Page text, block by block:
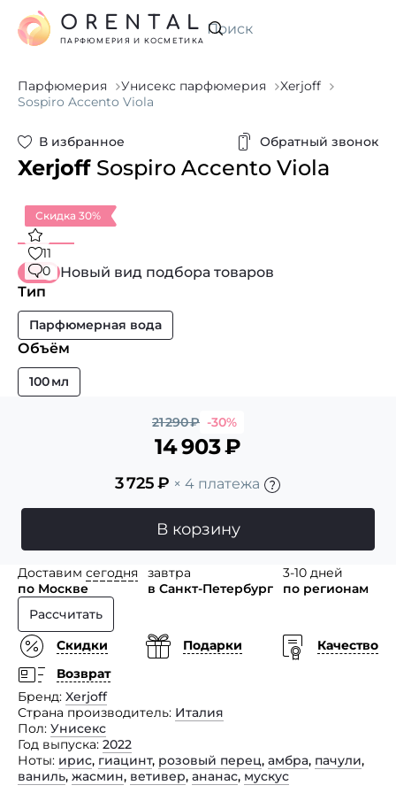
Искать
ORENTAL
ПАРФЮМЕРИЯ И КОСМЕТИКА
Парфюмерия Унисекс парфюмерия
Xerjoff
Sospiro Accento Viola
В избранное Обратный звонок
Xerjoff Sospiro Accento Viola
Скидка 30%
11
0
Новый вид подбора товаров
Тип
Парфюмерная вода
Объём
100 мл
21 290₽ -30%
14 903₽
3 725₽ × 4 платежа
В корзину
Доставим сегодня
по Москве
завтра
в Санкт-Петербург
3-10 дней
по регионам
Рассчитать
Скидки
Подарки
Качество
Возврат
Бренд Xerjoff
Страна производитель Италия
Пол Унисекс
Год выпуска 2022
Ноты ирис, гиацинт, розовый перец, амбра, пачули,
ваниль, жасмин, ветивер, ананас, мускус